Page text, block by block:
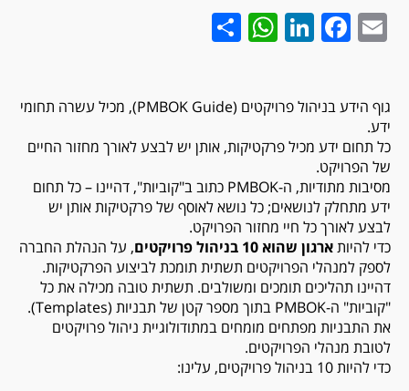
Email
Facebook
LinkedIn
WhatsApp
גוף הידע בניהול פרויקטים (PMBOK Guide), מכיל עשרה תחומי
ידע.
כל תחום ידע מכיל פרקטיקות, אותן יש לבצע לאורך מחזור החיים
של הפרויקט.
מסיבות מתודיות, ה-PMBOK כתוב ב"קוביות", דהיינו – כל תחום
ידע מתחלק לנושאים; כל נושא לאוסף של פרקטיקות אותן יש
לבצע לאורך כל חיי מחזור הפרויקט.
כדי להיותארגון שהוא 10 בניהול פרויקטים
, על הנהלת החברה
לספק למנהלי הפרויקטים תשתית תומכת לביצוע הפרקטיקות.
דהיינו תהליכים תומכים ומשולבים. תשתית טובה מכילה את כל
"קוביות" ה-PMBOK בתוך מספר קטן של תבניות (Templates).
את התבניות מפתחים מומחים במתודולוגיית ניהול פרויקטים
לטובת מנהלי הפרויקטים.
כדי להיות 10 בניהול פרויקטים, עלינו: